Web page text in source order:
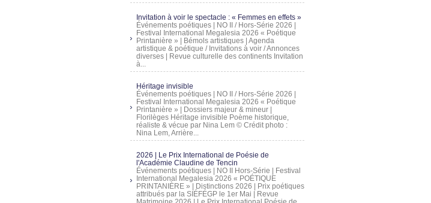
Invitation à voir le spectacle : « Femmes en effets »
Événements poétiques | NO II / Hors-Série 2026 |
Festival International Megalesia 2026 « Poétique
Printanière » | Bémols artistiques | Agenda
artistique & poétique / Invitations à voir / Annonces
diverses | Revue culturelle des continents Invitation
à...
Héritage invisible
Événements poétiques | NO II / Hors-Série 2026 |
Festival International Megalesia 2026 « Poétique
Printanière » | Dossiers majeur & mineur |
Florilèges Héritage invisible Poème historique,
réaliste & vécue par Nina Lem © Crédit photo :
Nina Lem, Arrière...
2026 | Le Prix International de Poésie de
l'Académie Claudine de Tencin
Événements poétiques | NO II Hors-Série | Festival
International Megalesia 2026 « POÉTIQUE
PRINTANIÈRE » | Distinctions 2026 | Prix poétiques
attribués par la SIÉFÉGP le 1er Mai | Revue